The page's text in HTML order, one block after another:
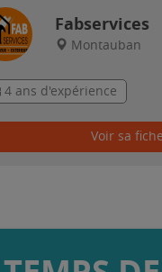
Fabservices
Montauban
4 ans d'expérience
Voir sa fiche